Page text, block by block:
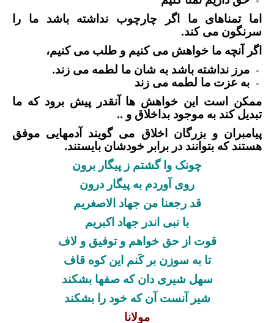
اما تمناهای ما اگر چارچوب نداشته باشد ما را
سرنگون می کند.
اگر آنچه ما خواهش می کنیم و طلب می کنیم،
مرز نداشته باشد به شان ما لطمه می زند.
به عزت ما لطمه می زند
ممکن است این خواهش ها آنقدر پیش برود که ما
تبدیل کند به موجود بداخلاق و ..
پیامبران و بزرگان اخلاق می گویند آدمهایی موفق
هستند که بتوانند در برابر خودشان بایستند.
چونک وا گشتم ز پیگار برون
روی آوردم به پیگار درون
قد رجعنا من جهاد الاصغریم
با نبی اندر جهاد اکبریم
قوت از حق خواهم و توفیق و لاف
تا به سوزن بر کَنم این کوه قاف
سهل شیری دان که صفها بشکند
شیر آنست آن که خود را بشکند
مولانا